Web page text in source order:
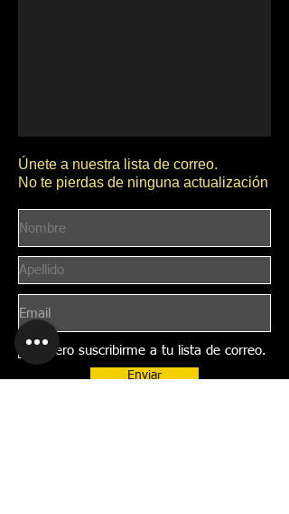
Únete a nuestra lista de correo.
No te pierdas de ninguna actualización
Quiero suscribirme a tu lista de correo.
Enviar